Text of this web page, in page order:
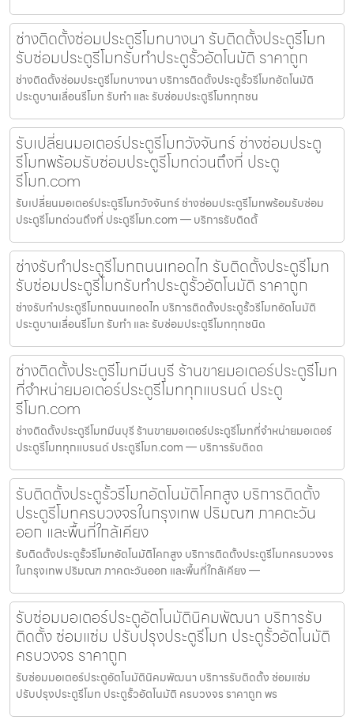
ช่างติดตั้งซ่อมประตูรีโมทบางนา รับติดตั้งประตูรีโมท
รับซ่อมประตูรีโมทรับทำประตูรั้วอัตโนมัติ ราคาถูก
ช่างติดตั้งซ่อมประตูรีโมทบางนา บริการติดตั้งประตูรั้วรีโมทอัตโนมัติ
ประตูบานเลื่อนรีโมท รับทำ และ รับซ่อมประตูรีโมททุกชน
รับเปลี่ยนมอเตอร์ประตูรีโมทวังจันทร์ ช่างซ่อมประตู
รีโมทพร้อมรับซ่อมประตูรีโมทด่วนถึงที่ ประตู
รีโมท.com
รับเปลี่ยนมอเตอร์ประตูรีโมทวังจันทร์ ช่างซ่อมประตูรีโมทพร้อมรับซ่อม
ประตูรีโมทด่วนถึงที่ ประตูรีโมท.com — บริการรับติดตั้
ช่างรับทำประตูรีโมทถนนเทอดไท รับติดตั้งประตูรีโมท
รับซ่อมประตูรีโมทรับทำประตูรั้วอัตโนมัติ ราคาถูก
ช่างรับทำประตูรีโมทถนนเทอดไท บริการติดตั้งประตูรั้วรีโมทอัตโนมัติ
ประตูบานเลื่อนรีโมท รับทำ และ รับซ่อมประตูรีโมททุกชนิด
ช่างติดตั้งประตูรีโมทมีนบุรี ร้านขายมอเตอร์ประตูรีโมท
ที่จำหน่ายมอเตอร์ประตูรีโมททุกแบรนด์ ประตู
รีโมท.com
ช่างติดตั้งประตูรีโมทมีนบุรี ร้านขายมอเตอร์ประตูรีโมทที่จำหน่ายมอเตอร์
ประตูรีโมททุกแบรนด์ ประตูรีโมท.com — บริการรับติดต
รับติดตั้งประตูรั้วรีโมทอัตโนมัติโคกสูง บริการติดตั้ง
ประตูรีโมทครบวงจรในกรุงเทพ ปริมณฑ ภาคตะวัน
ออก และพื้นที่ใกล้เคียง
รับติดตั้งประตูรั้วรีโมทอัตโนมัติโคกสูง บริการติดตั้งประตูรีโมทครบวงจร
ในกรุงเทพ ปริมณฑ ภาคตะวันออก และพื้นที่ใกล้เคียง —
รับซ่อมมอเตอร์ประตูอัตโนมัตินิคมพัฒนา บริการรับ
ติดตั้ง ซ่อมแซ่ม ปรับปรุงประตูรีโมท ประตูรั้วอัตโนมัติ
ครบวงจร ราคาถูก
รับซ่อมมอเตอร์ประตูอัตโนมัตินิคมพัฒนา บริการรับติดตั้ง ซ่อมแซ่ม
ปรับปรุงประตูรีโมท ประตูรั้วอัตโนมัติ ครบวงจร ราคาถูก พร